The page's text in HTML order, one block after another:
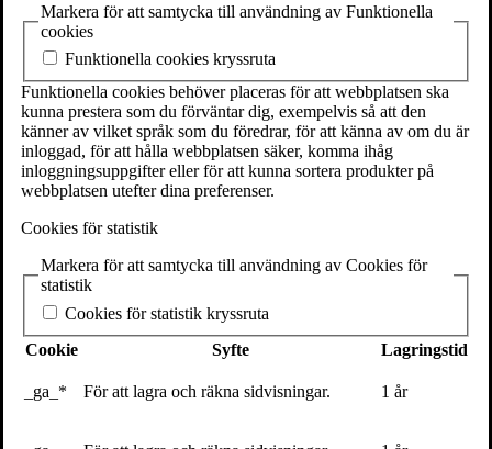
+46(0) 8 702 15 19
info@volante.se
Fler kontaktuppgifter
Cookieinställningar
Att vara subjekt i vår tid
3 min
Det här inlägget skrevs strax föreJonna Bornemark var värd i
”Sommar i P1”(3 augusti 2017).
Att bli tillfrågad att göra ett sommarprogram är att bli utnämnd till
anses vara någon som har något att berätta. Det är något fint. Denna
Markera för att samtycka till användning av Funktionella
cookies
Funktionella cookies kryssruta
Funktionella cookies behöver placeras för att webbplatsen ska
kunna prestera som du förväntar dig, exempelvis så att den
känner av vilket språk som du föredrar, för att känna av om du är
inloggad, för att hålla webbplatsen säker, komma ihåg
inloggningsuppgifter eller för att kunna sortera produkter på
webbplatsen utefter dina preferenser.
Cookies för statistik
Markera för att samtycka till användning av Cookies för
statistik
Cookies för statistik kryssruta
Cookie
Syfte Lagringstid
_ga_* För att lagra och räkna sidvisningar. 1 år